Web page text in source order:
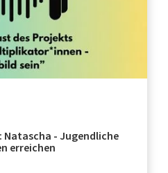
Natascha - Jugendliche
erreichen